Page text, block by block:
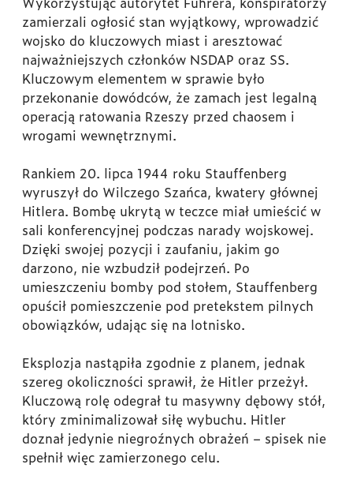
zamierzali ogłosić stan wyjątkowy, wprowadzić
wojsko do kluczowych miast i aresztować
najważniejszych członków NSDAP oraz SS.
Kluczowym elementem w sprawie było
przekonanie dowódców, że zamach jest legalną
operacją ratowania Rzeszy przed chaosem i
wrogami wewnętrznymi.
Rankiem 20. lipca 1944 roku Stauffenberg
wyruszył do Wilczego Szańca, kwatery głównej
Hitlera. Bombę ukrytą w teczce miał umieścić w
sali konferencyjnej podczas narady wojskowej.
Dzięki swojej pozycji i zaufaniu, jakim go
darzono, nie wzbudził podejrzeń. Po
umieszczeniu bomby pod stołem, Stauffenberg
opuścił pomieszczenie pod pretekstem pilnych
obowiązków, udając się na lotnisko.
Eksplozja nastąpiła zgodnie z planem, jednak
szereg okoliczności sprawił, że Hitler przeżył.
Kluczową rolę odegrał tu masywny dębowy stół,
który zminimalizował siłę wybuchu. Hitler
doznał jedynie niegroźnych obrażeń – spisek nie
spełnił więc zamierzonego celu.